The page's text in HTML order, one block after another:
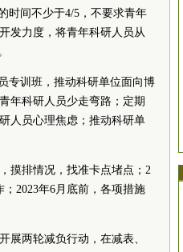
时间不少于4/5，不要求青年
发力度，将青年科研人员从
专训班，推动科研单位面向博
年科研人员少走弯路；定期
人员心理焦虑；推动科研单
摸排情况，找准卡点堵点；2
2023年6月底前，各项措施
展两轮减负行动，在减表、